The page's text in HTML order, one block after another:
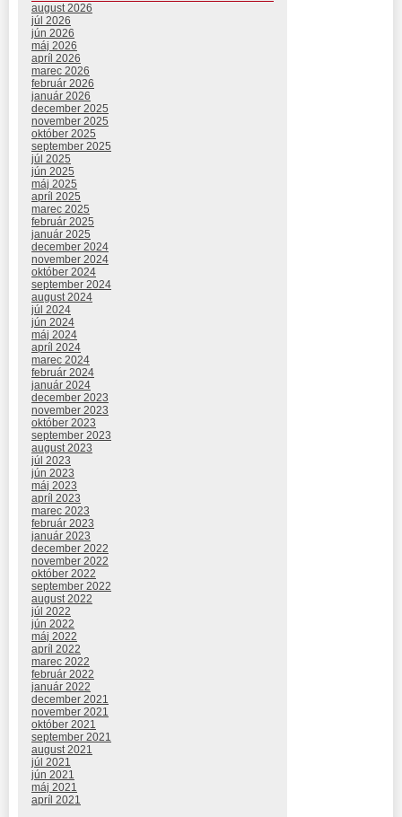
august 2026
júl 2026
jún 2026
máj 2026
apríl 2026
marec 2026
február 2026
január 2026
december 2025
november 2025
október 2025
september 2025
júl 2025
jún 2025
máj 2025
apríl 2025
marec 2025
február 2025
január 2025
december 2024
november 2024
október 2024
september 2024
august 2024
júl 2024
jún 2024
máj 2024
apríl 2024
marec 2024
február 2024
január 2024
december 2023
november 2023
október 2023
september 2023
august 2023
júl 2023
jún 2023
máj 2023
apríl 2023
marec 2023
február 2023
január 2023
december 2022
november 2022
október 2022
september 2022
august 2022
júl 2022
jún 2022
máj 2022
apríl 2022
marec 2022
február 2022
január 2022
december 2021
november 2021
október 2021
september 2021
august 2021
júl 2021
jún 2021
máj 2021
apríl 2021